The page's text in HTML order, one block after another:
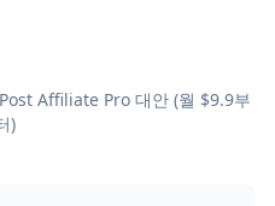
Affiliate Pro 대안 (월 $9.9부
)